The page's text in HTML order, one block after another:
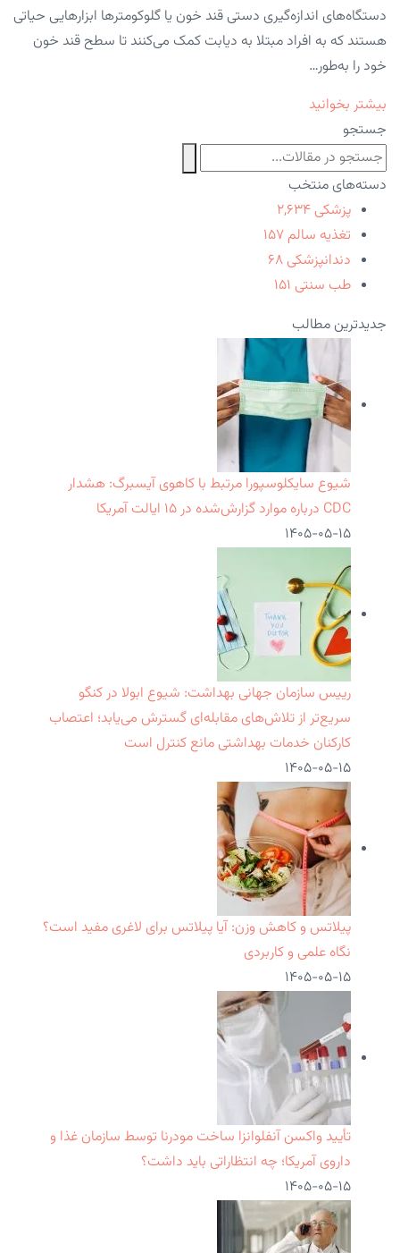
دستگاه‌های اندازه‌گیری دستی قند خون یا گلوکومترها ابزارهایی حیاتی
هستند که به افراد مبتلا به دیابت کمک می‌کنند تا سطح قند خون
خود را به‌طور…
بیشتر بخوانید
جستجو
دسته‌های منتخب
پزشکی ۲,۶۳۴
تغذیه سالم ۱۵۷
دندانپزشکی ۶۸
طب سنتی ۱۵۱
جدیدترین مطالب
شیوع سایکلوسپورا مرتبط با کاهوی آیسبرگ: هشدار
CDC درباره موارد گزارش‌شده در ۱۵ ایالت آمریکا
۱۴۰۵-۰۵-۱۵
رییس سازمان جهانی بهداشت: شیوع ابولا در کنگو
سریع‌تر از تلاش‌های مقابله‌ای گسترش می‌یابد؛ اعتصاب
کارکنان خدمات بهداشتی مانع کنترل است
۱۴۰۵-۰۵-۱۵
پیلاتس و کاهش وزن: آیا پیلاتس برای لاغری مفید است؟
نگاه علمی و کاربردی
۱۴۰۵-۰۵-۱۵
تأیید واکسن آنفلوانزا ساخت مودرنا توسط سازمان غذا و
داروی آمریکا؛ چه انتظاراتی باید داشت؟
۱۴۰۵-۰۵-۱۵